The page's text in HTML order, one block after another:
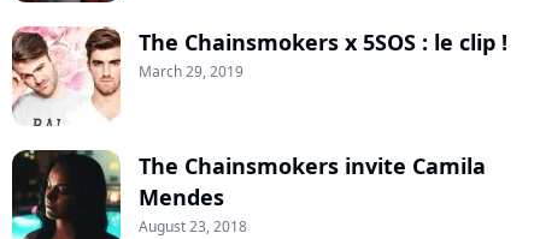
The Chainsmokers x 5SOS : le clip !
March 29, 2019
The Chainsmokers invite Camila
Mendes
August 23, 2018